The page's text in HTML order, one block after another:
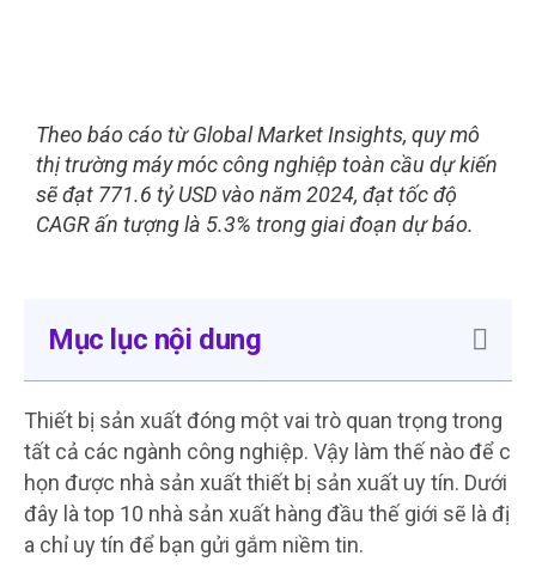
Theo báo cáo từ Global Market Insights, quy mô
thị trường máy móc công nghiệp toàn cầu dự kiến
​​sẽ đạt 771.6 tỷ USD vào năm 2024, đạt tốc độ
CAGR ấn tượng là 5.3% trong giai đoạn dự báo.
Mục lục nội dung
Thiết bị sản xuất đóng một vai trò quan trọng trong
tất cả các ngành công nghiệp. Vậy làm thế nào để c
họn được nhà sản xuất thiết bị sản xuất uy tín. Dưới
đây là top 10 nhà sản xuất hàng đầu thế giới sẽ là đị
a chỉ uy tín để bạn gửi gắm niềm tin.